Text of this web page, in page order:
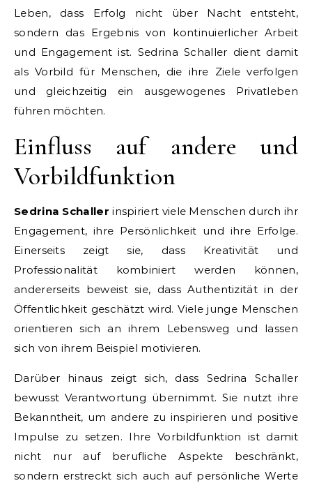
Leben, dass Erfolg nicht über Nacht entsteht,
sondern das Ergebnis von kontinuierlicher Arbeit
und Engagement ist. Sedrina Schaller dient damit
als Vorbild für Menschen, die ihre Ziele verfolgen
und gleichzeitig ein ausgewogenes Privatleben
führen möchten.
Einfluss auf andere und
Vorbildfunktion
Sedrina Schaller inspiriert viele Menschen durch ihr
Engagement, ihre Persönlichkeit und ihre Erfolge.
Einerseits zeigt sie, dass Kreativität und
Professionalität kombiniert werden können,
andererseits beweist sie, dass Authentizität in der
Öffentlichkeit geschätzt wird. Viele junge Menschen
orientieren sich an ihrem Lebensweg und lassen
sich von ihrem Beispiel motivieren.
Darüber hinaus zeigt sich, dass Sedrina Schaller
bewusst Verantwortung übernimmt. Sie nutzt ihre
Bekanntheit, um andere zu inspirieren und positive
Impulse zu setzen. Ihre Vorbildfunktion ist damit
nicht nur auf berufliche Aspekte beschränkt,
sondern erstreckt sich auch auf persönliche Werte